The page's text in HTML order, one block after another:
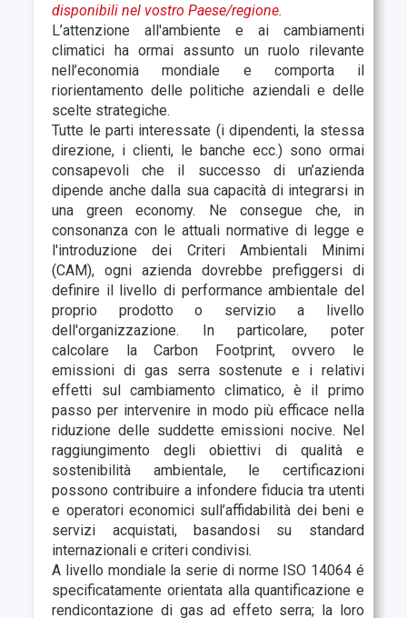
disponibili nel vostro Paese/regione.
L’attenzione all'ambiente e ai cambiamenti
climatici ha ormai assunto un ruolo rilevante
nell’economia mondiale e comporta il
riorientamento delle politiche aziendali e delle
scelte strategiche.
Tutte le parti interessate (i dipendenti, la stessa
direzione, i clienti, le banche ecc.) sono ormai
consapevoli che il successo di un’azienda
dipende anche dalla sua capacità di integrarsi in
una green economy. Ne consegue che, in
consonanza con le attuali normative di legge e
l'introduzione dei Criteri Ambientali Minimi
(CAM), ogni azienda dovrebbe prefiggersi di
definire il livello di performance ambientale del
proprio prodotto o servizio a livello
dell'organizzazione. In particolare, poter
calcolare la Carbon Footprint, ovvero le
emissioni di gas serra sostenute e i relativi
effetti sul cambiamento climatico, è il primo
passoper intervenire in modo più efficace nella
riduzione delle suddette emissioni nocive. Nel
raggiungimento degliobiettivi di qualità e
sostenibilità ambientale, le certificazioni
possono contribuirea infondere fiducia tra utenti
e operatori economici sull’affidabilità dei beni e
servizi acquistati, basandosi su standard
internazionali e criteri condivisi.
A livello mondiale la serie di norme ISO 14064 é
specificatamente orientata alla quantificazione e
rendicontazione di gas ad effeto serra; la loro